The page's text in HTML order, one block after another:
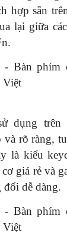
hợp sẵn
lại giữa
dụng
rõ ràng,
là kiểu
giá rẻ và
đối dễ dàng.